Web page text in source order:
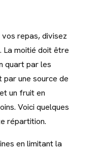
repas, divisez
moitié doit être
quart par les
une source de
un fruit en
Voici quelques
répartition.
en limitant la